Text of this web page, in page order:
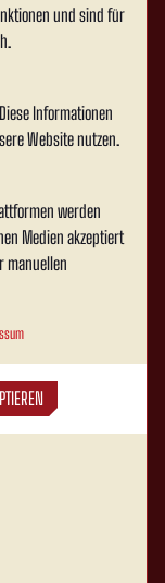
und sind für
Informationen
Website nutzen.
werden
Medien akzeptiert
manuellen